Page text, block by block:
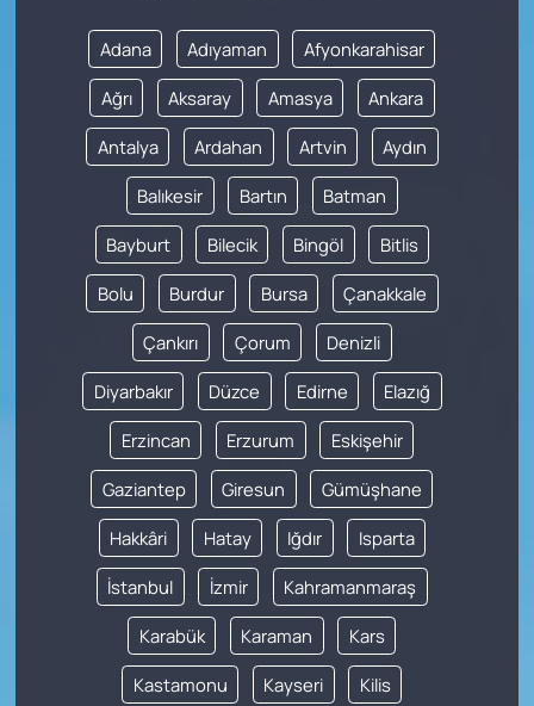
Adana Adıyaman Afyonkarahisar
Ağrı Aksaray Amasya Ankara
Antalya Ardahan Artvin Aydın
Balıkesir Bartın Batman
Bayburt Bilecik Bingöl Bitlis
Bolu Burdur Bursa Çanakkale
Çankırı Çorum Denizli
Diyarbakır Düzce Edirne Elazığ
Erzincan Erzurum Eskişehir
Gaziantep Giresun Gümüşhane
Hakkâri Hatay Iğdır Isparta
İstanbul İzmir Kahramanmaraş
Karabük Karaman Kars
Kastamonu Kayseri Kilis